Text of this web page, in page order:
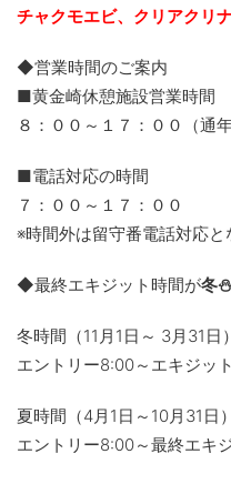
チャクモエビ、クリアクリ
◆営業時間のご案内
■黄金崎休憩施設営業時間
８：００～１７：００（通年
■電話対応の時間
７：００～１７：００
※時間外は留守番電話対応と
◆最終エキジット時間が冬
冬時間（11月1日～ 3月31日）
エントリー8:00～エキジッ
夏時間（4月1日～10月31日）
エントリー8:00～最終エキ